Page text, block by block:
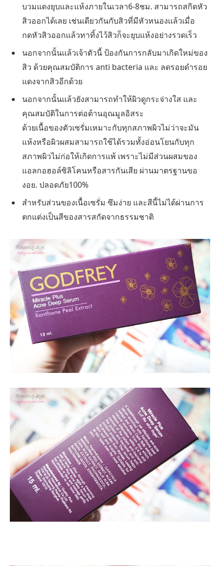
บวมแดงยุบและแห้งภายในเวลา6-8ชม. สามารถสกิดหัว
สิวออกได้เลย เช่นเดียวกันกับสิวที่มีหัวหนองเเล้วเมื่อ
กดหัวสิวออกเเล้วทาทิ้งไว้สิวก็จะยุบแห้งอย่างรวดเร็ว
นอกจากนั้นเเล้วเจ้าตัวนี้ ป้องกันการกลับมาเกิดใหม่ของ
สิว ด้วยคุณสมบัติการ anti bacteria และ ลดรอยดำรอย
แดงจากสิวอีกด้วย
นอกจากนั้นเเล้วยังสามารถทำให้ผิวดูกระจ่างใส และ
คุณสมบัติในการต่อต้านอุณมูลอิสระ
ด้วยเนื้อของตัวเซรั่มเหมาะกับทุกสภาพผิวไม่ว่าจะมัน
แห้งหรือผิวผสมสามารถใช้ได้รวมทั้งอ่อนโยนกับทุก
สภาพผิวไม่ก่อให้เกิดการแพ้ เพราะไม่มีส่วนผสมของ
แอลกอฮอล์ซิลิโคนหรือสารกันเสีย ผ่านมาตรฐานขอ
งอย. ปลอดภัย100%
สำหรับส่วนของเนื้อเซรั่ม ซึมง่าย และสีนี้ไม่ได้ผ่านการ
ตกแต่งเป็นสีของสารสกัดจากธรรมชาติ